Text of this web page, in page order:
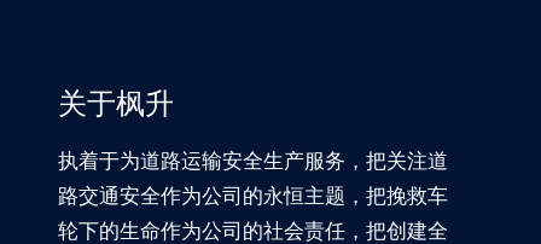
关于枫升
执着于为道路运输安全生产服务，把关注道
路交通安全作为公司的永恒主题，把挽救车
轮下的生命作为公司的社会责任，把创建全